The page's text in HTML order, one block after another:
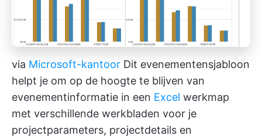
via Microsoft-kantoor Dit evenementensjabloon
helpt je om op de hoogte te blijven van
evenementinformatie in een Excel werkmap
met verschillende werkbladen voor je
projectparameters, projectdetails en